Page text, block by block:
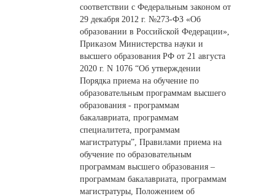
соответствии с Федеральным законом от
29 декабря 2012 г. №273-ФЗ «Об
образовании в Российской Федерации»,
Приказом Министерства науки и
высшего образования РФ от 21 августа
2020 г. N 1076 “Об утверждении
Порядка приема на обучение по
образовательным программам высшего
образования - программам
бакалавриата, программам
специалитета, программам
магистратуры”, Правилами приема на
обучение по образовательным
программам высшего образования –
программам бакалавриата, программам
магистратуры, Положением об